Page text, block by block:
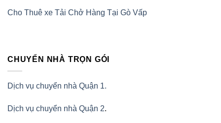
Cho Thuê xe Tải Chở Hàng Tại Gò Vấp
CHUYỂN NHÀ TRỌN GÓI
Dịch vụ chuyển nhà Quận 1.
Dịch vụ chuyển nhà Quận 2.